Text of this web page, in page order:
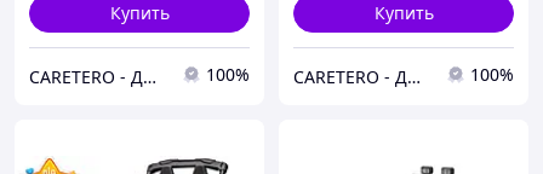
Купить
CARETERO - ДИТЯЧІ ТОВАРИ ОПТОМ ТА В РОЗДРІБ 100%
Купить
CARETERO - ДИТЯЧІ ТОВАРИ ОПТОМ ТА В РОЗДРІБ 100%